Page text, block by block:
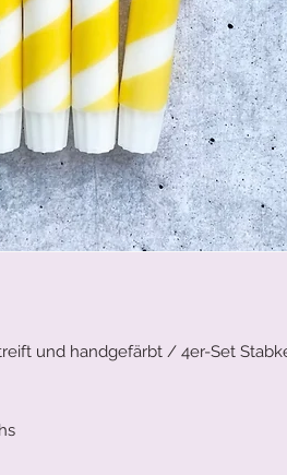
und handgefärbt / 4er-Set